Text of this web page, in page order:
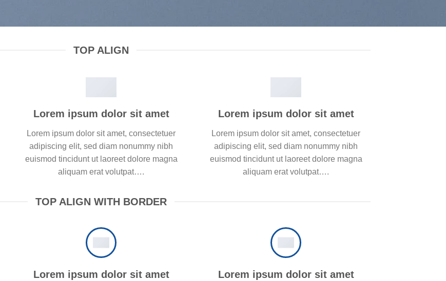
TOP ALIGN
Lorem ipsum dolor sit amet
Lorem ipsum dolor sit amet, consectetuer
adipiscing elit, sed diam nonummy nibh
euismod tincidunt ut laoreet dolore magna
aliquam erat volutpat….
Lorem ipsum dolor sit amet
Lorem ipsum dolor sit amet, consectetuer
adipiscing elit, sed diam nonummy nibh
euismod tincidunt ut laoreet dolore magna
aliquam erat volutpat….
TOP ALIGN WITH BORDER
Lorem ipsum dolor sit amet Lorem ipsum dolor sit amet